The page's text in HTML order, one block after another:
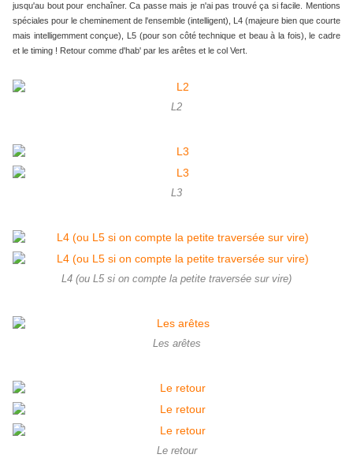
jusqu'au bout pour enchaîner. Ca passe mais je n'ai pas trouvé ça si facile. Mentions
spéciales pour le cheminement de l'ensemble (intelligent), L4 (majeure bien que courte
mais intelligemment conçue), L5 (pour son côté technique et beau à la fois), le cadre
et le timing ! Retour comme d'hab' par les arêtes et le col Vert.
L2
L3
L4 (ou L5 si on compte la petite traversée sur vire)
Les arêtes
Le retour